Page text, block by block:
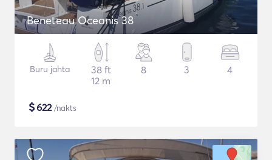
Beneteau Oceanis 38
Buru jahta
38 ft
12 m
8 3 4
$622/nakts